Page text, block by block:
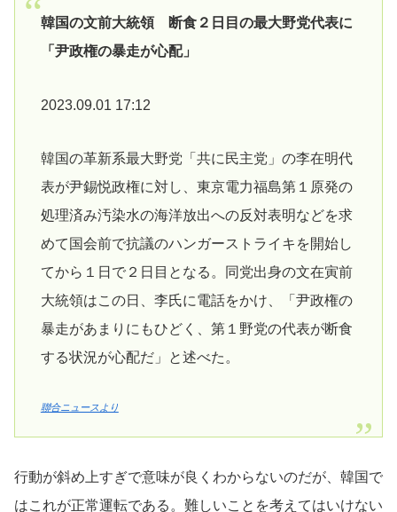
韓国の文前大統領 断食２日目の最大野党代表に
「尹政権の暴走が心配」
2023.09.01 17:12
韓国の革新系最大野党「共に民主党」の李在明代
表が尹錫悦政権に対し、東京電力福島第１原発の
処理済み汚染水の海洋放出への反対表明などを求
めて国会前で抗議のハンガーストライキを開始し
てから１日で２日目となる。同党出身の文在寅前
大統領はこの日、李氏に電話をかけ、「尹政権の
暴走があまりにもひどく、第１野党の代表が断食
する状況が心配だ」と述べた。
聯合ニュースより
行動が斜め上すぎで意味が良くわからないのだが、韓国で
はこれが正常運転である。難しいことを考えてはいけない